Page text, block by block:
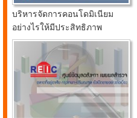
บริหารจัดการคอนโดมิเนียม
อย่างไรให้มีประสิทธิภาพ